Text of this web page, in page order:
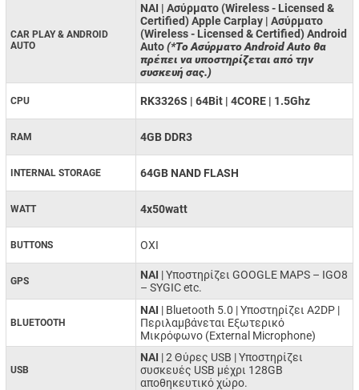
CAR PLAY & ANDROID
AUTO
ΝΑΙ | Ασύρματο (Wireless - Licensed &
Certified) Apple Carplay | Ασύρματο
(Wireless - Licensed & Certified) Android
Auto(*Το Ασύρματο Android Auto θα
πρέπει να υποστηρίζεται από την
συσκευή σας.)
CPU RK3326S | 64Bit | 4CORE | 1.5Ghz
RAM 4GB DDR3
INTERNAL STORAGE 64GB NAND FLASH
WATT 4x50watt
BUTTONS ΟΧΙ
GPS NAI | Υποστηρίζει GOOGLE MAPS – IGO8
– SYGIC etc.
BLUETOOTH
ΝΑΙ | Bluetooth 5.0 | Υποστηρίζει A2DP |
Περιλαμβάνεται Εξωτερικό
Μικρόφωνο (External Microphone)
USB
ΝΑΙ | 2 Θύρες USB | Υποστηρίζει
συσκευές USB μέχρι 128GB
αποθηκευτικό χώρο.